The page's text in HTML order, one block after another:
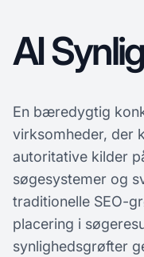
AI
En bæredygtig
virksomheder, der
autoritative kilder
søgesystemer og
traditionelle SEO-
placering i
synlighedsgrøfter